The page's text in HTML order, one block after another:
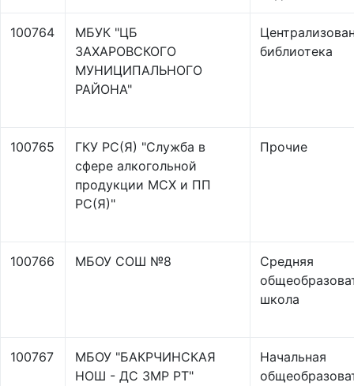
100764
МБУК "ЦБ
ЗАХАРОВСКОГО
МУНИЦИПАЛЬНОГО
РАЙОНА"
библиотека
100765
ГКУ РС(Я) "Служба в
сфере алкогольной
продукции МСХ и ПП
РС(Я)"
Прочие
100766 МБОУ СОШ №8
Средняя
школа
100767
МБОУ "БАКРЧИНСКАЯ
НОШ - ДС ЗМР РТ"
Начальная